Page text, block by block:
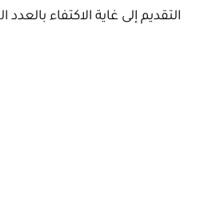
التقديم إلى غاية الاكتفاء